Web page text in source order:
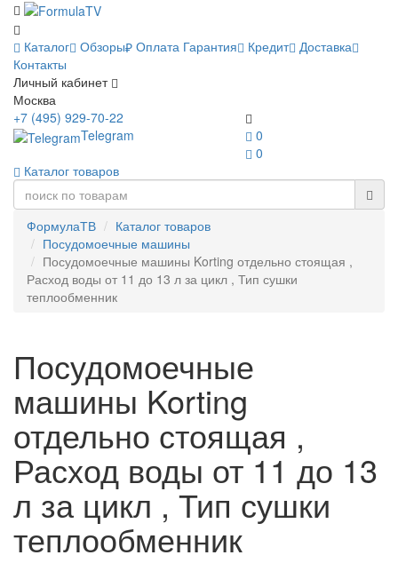
Каталог Обзоры Оплата Гарантия Кредит Доставка
Контакты
Личный кабинет
Москва
0
0
+7 (495) 929-70-22
Telegram
Каталог товаров
ФормулаТВ
Каталог товаров
Посудомоечные машины
Посудомоечные машины Korting отдельно стоящая ,
Расход воды от 11 до 13 л за цикл , Тип сушки
теплообменник
Посудомоечные
машины Korting
отдельно стоящая ,
Расход воды от 11 до 13
л за цикл , Тип сушки
теплообменник